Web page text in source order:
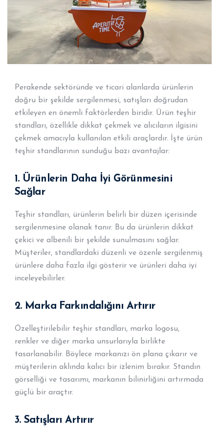
Perakende sektöründe ve ticari alanlarda ürünlerin
doğru bir şekilde sergilenmesi, satışları doğrudan
etkileyen en önemli faktörlerden biridir. Ürün teşhir
standları, özellikle dikkat çekmek ve alıcıların ilgisini
çekmek amacıyla kullanılan etkili araçlardır. İşte ürün
teşhir standlarının sunduğu bazı avantajlar:
1. Ürünlerin Daha İyi Görünmesini
Sağlar
Teşhir standları, ürünlerin belirli bir düzen içerisinde
sergilenmesine olanak tanır. Bu da ürünlerin dikkat
çekici ve albenili bir şekilde sunulmasını sağlar.
Müşteriler, standlardaki düzenli ve özenle sergilenmiş
ürünlere daha fazla ilgi gösterir ve ürünleri daha iyi
inceleyebilirler.
2. Marka Farkındalığını Artırır
Özelleştirilebilir teşhir standları, marka logosu,
renkler ve diğer marka unsurlarıyla birlikte
tasarlanabilir. Böylece markanızı ön plana çıkarır ve
müşterilerin aklında kalıcı bir izlenim bırakır. Standın
görselliği ve tasarımı, markanın bilinirliğini artırmada
güçlü bir araçtır.
3.Satışları Artırır